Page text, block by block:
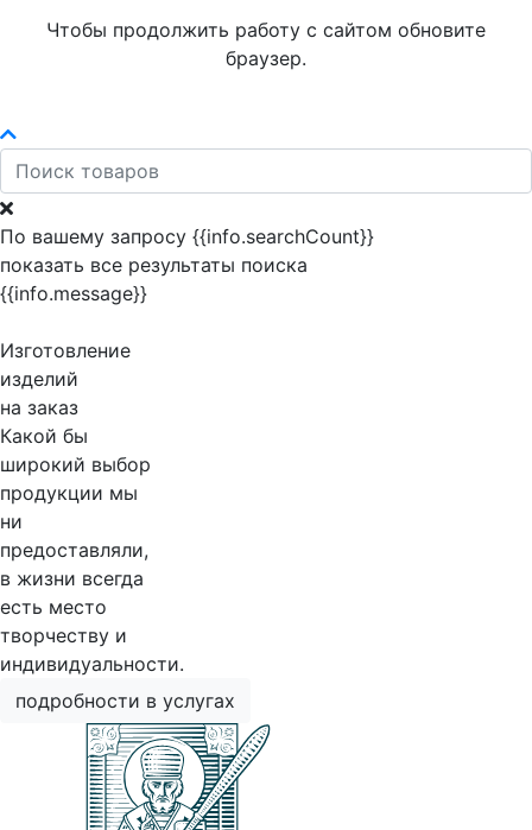
Чтобы продолжить работу с сайтом обновите
браузер.
По вашему запросу {{info.searchCount}}
показать все результаты поиска
{{info.message}}
Изготовление
изделий
на заказ
Какой бы
широкий выбор
продукции мы
ни
предоставляли,
в жизни всегда
есть место
творчеству и
индивидуальности.
подробности в услугах